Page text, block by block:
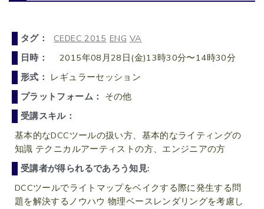
タグ： CEDEC 2015 ENG VA
日時：
2015年08月28日(金)13時30分〜14時30分
形式： レギュラーセッション
プラットフォーム： その他
受講スキル：
基本的なDCCツールの扱い方、基本的なライティングの
知識 テクニカルアーティストの方、エンジニアの方
受講者が得られるであろう知見:
DCCツールでライトマップをベイクする際に発生する問
題を解決するノウハウ 物理ベースレンダリングを考慮し